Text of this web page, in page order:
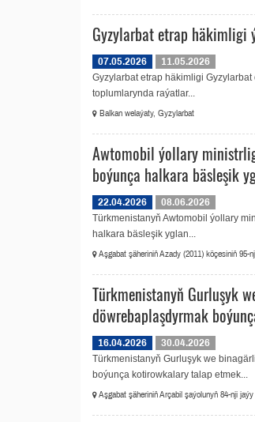
Gyzylarbat etrap häkimligi
07.05.2026
11.05.2026
Gyzylarbat etrap häkimligi
toplumlarynda raýatlar...
Balkan welaýaty, Gyzylarbat
Awtomobil ýollary
boýunça halkara bäsleşik
22.04.2026
08.06.2026
Türkmenistanyň Awtomobil ýollary
halkara bäsleşik yglan...
Aşgabat şäheriniň Azady (2011) köçesiniň 95-
Türkmenistanyň Gurluşyk
döwrebaplaşdyrmak
16.04.2026
30.04.2026
Türkmenistanyň Gurluşyk we
boýunça kotirowkalary talap etmek...
Aşgabat şäheriniň Arçabil şaýolunyň 84-nji jaýy